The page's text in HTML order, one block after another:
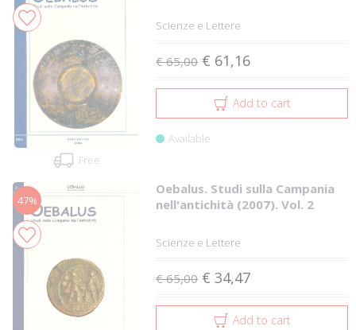
Free
Scienze e Lettere
€ 65,00 € 61,16
Add to cart
Available
47%
Oebalus. Studi sulla Campania
nell'antichità (2007). Vol. 2
Scienze e Lettere
€ 65,00 € 34,47
Add to cart